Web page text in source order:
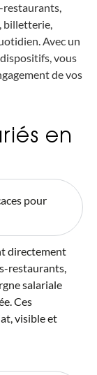
restaurants,
billetterie,
Avec un
vous
de vos
en
pour
directement
restaurants,
salariale
Ces
visible et